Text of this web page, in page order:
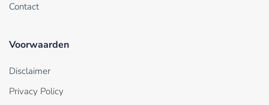
Contact
Voorwaarden
Disclaimer
Privacy Policy